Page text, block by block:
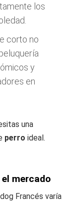
los
corto no
y
en
una
perro ideal.
mercado
Francés varía